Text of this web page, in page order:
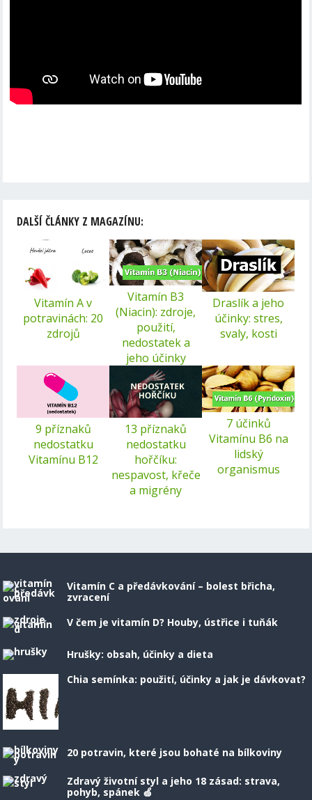
DALŠÍ ČLÁNKY Z MAGAZÍNU:
Vitamín A v
potravinách: 20
zdrojů
Vitamín B3
(Niacin): zdroje,
použití,
nedostatek a
jeho účinky
Draslík a jeho
účinky: stres,
svaly, kosti
9 příznaků
nedostatku
Vitamínu B12
13 příznaků
nedostatku
hořčíku:
nespavost, křeče
a migrény
7 účinků
Vitamínu B6 na
lidský
organismus
Vitamín C a předávkování – bolest břicha,
zvracení
V čem je vitamín D? Houby, ústřice i tuňák
Hrušky: obsah, účinky a dieta
Chia semínka: použití, účinky a jak je dávkovat?
20 potravin, které jsou bohaté na bílkoviny
Zdravý životní styl a jeho 18 zásad: strava,
pohyb, spánek 🍏